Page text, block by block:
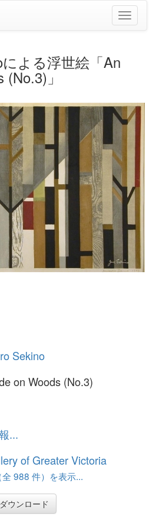
ナ
ビ
切
り
よる浮世絵「An
」
Sekino
on Woods (No.3)
...
of Greater Victoria
988 件）を表示...
ウンロード